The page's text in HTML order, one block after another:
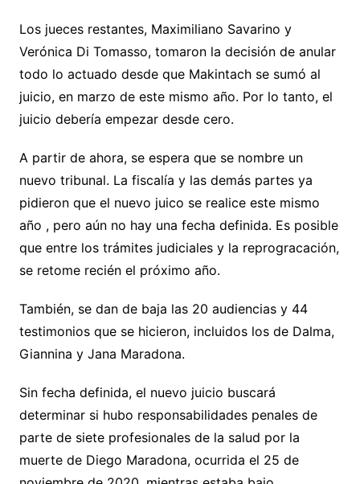
Los jueces restantes, Maximiliano Savarino y
Verónica Di Tomasso, tomaron la decisión de anular
todo lo actuado desde que Makintach se sumó al
juicio, en marzo de este mismo año. Por lo tanto, el
juicio debería empezar desde cero.
A partir de ahora, se espera que se nombre un
nuevo tribunal. La fiscalía y las demás partes ya
pidieron que el nuevo juico se realice este mismo
año , pero aún no hay una fecha definida. Es posible
que entre los trámites judiciales y la reprogracación,
se retome recién el próximo año.
También, se dan de baja las 20 audiencias y 44
testimonios que se hicieron, incluidos los de Dalma,
Giannina y Jana Maradona.
Sin fecha definida, el nuevo juicio buscará
determinar si hubo responsabilidades penales de
parte de siete profesionales de la salud por la
muerte de Diego Maradona, ocurrida el 25 de